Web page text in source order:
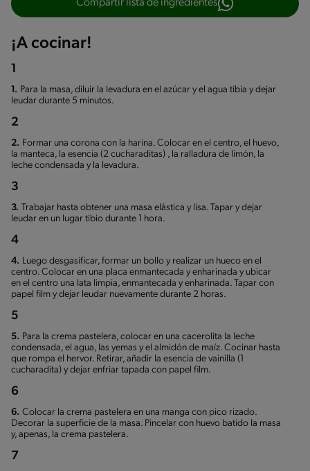
Compartir lista de ingredientes
¡A cocinar!
1
1. Para la masa, diluir la levadura en el azúcar y el agua tibia y dejar
leudar durante 5 minutos.
2
2. Formar una corona con la harina. Colocar en el centro, el huevo,
la manteca, la esencia (2 cucharaditas) , la ralladura de limón, la
leche condensada y la levadura.
3
3. Trabajar hasta obtener una masa elástica y lisa. Tapar y dejar
leudar en un lugar tibio durante 1 hora.
4
4. Luego desgasificar, formar un bollo y realizar un hueco en el
centro. Colocar en una placa enmantecada y enharinada y ubicar
en el centro una lata limpia, enmantecada y enharinada. Tapar con
papel film y dejar leudar nuevamente durante 2 horas.
5
5. Para la crema pastelera, colocar en una cacerolita la leche
condensada, el agua, las yemas y el almidón de maíz. Cocinar hasta
que rompa el hervor. Retirar, añadir la esencia de vainilla (1
cucharadita) y dejar enfriar tapada con papel film.
6
6. Colocar la crema pastelera en una manga con pico rizado.
Decorar la superficie de la masa. Pincelar con huevo batido la masa
y, apenas, la crema pastelera.
7